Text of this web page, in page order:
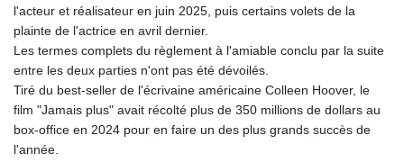
l'acteur et réalisateur en juin 2025, puis certains volets de la
plainte de l'actrice en avril dernier.
Les termes complets du règlement à l'amiable conclu par la suite
entre les deux parties n'ont pas été dévoilés.
Tiré du best-seller de l'écrivaine américaine Colleen Hoover, le
film "Jamais plus" avait récolté plus de 350 millions de dollars au
box-office en 2024 pour en faire un des plus grands succès de
l'année.